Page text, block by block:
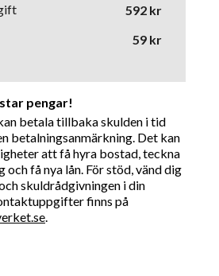
592 kr
59 kr
pengar!
betala tillbaka skulden i tid
betalningsanmärkning. Det kan
att få hyra bostad, teckna
och få nya lån. För stöd, vänd dig
skuldrådgivningen i din
finns på